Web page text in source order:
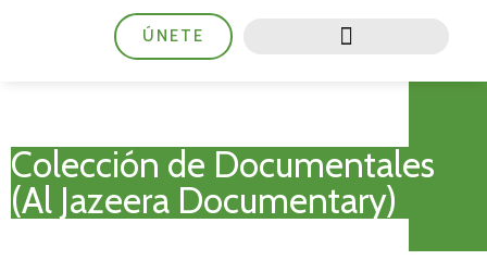
ÚNETE
Colección de Documentales
(Al Jazeera Documentary)